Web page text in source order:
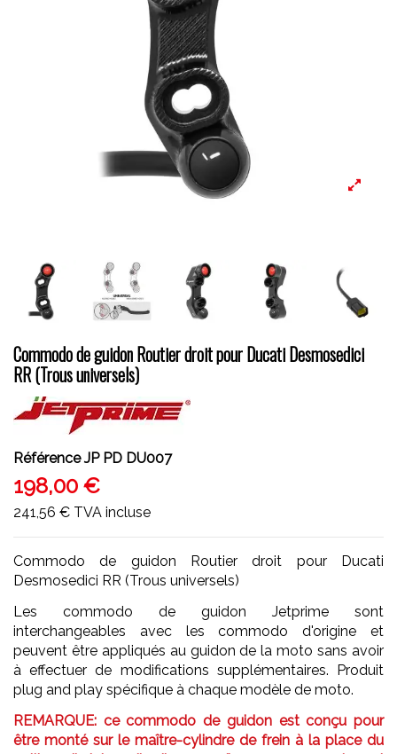
Commodo de guidon Routier droit pour Ducati Desmosedici
RR (Trous universels)
Référence JP PD DU007
198,00 €
241,56 € TVA incluse
Commodo de guidon Routier droit pour Ducati
Desmosedici RR (Trous universels)
Les commodo de guidon Jetprime sont
interchangeables avec les commodo d'origine et
peuvent être appliqués au guidon de la moto sans avoir
à effectuer de modifications supplémentaires. Produit
plug and play spécifique à chaque modèle de moto.
REMARQUE: ce commodo de guidon est conçu pour
être monté sur le maître-cylindre de frein à la place du